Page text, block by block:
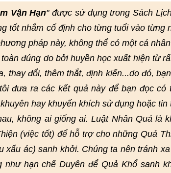
Vận Hạn" được sử dụng trong Sách
tốt nhắm cố định cho từng tuổi vào từng
pháp này, không thể có một cá
đúng do bởi huyền học xuất hiện từ
thay đổi, thêm thắt, định kiến...do đó,
đưa ra các kết quả này để bạn đọc có
hay khuyến khích sử dụng hoặc tin
không ai giống ai. Luật Nhân Quả là
(việc tốt) để hỗ trợ cho những Quả
ác) sanh khởi. Chúng ta nên tránh
hạn chế Duyên để Quả Khổ sanh